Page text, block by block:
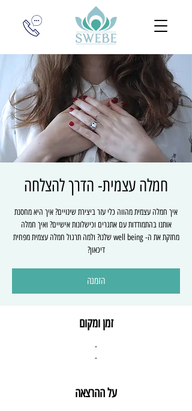
חמלה עצמית- הדרך להצלחה
איך חמלה עצמית מהווה כלי עזר ביצירת שינויים? איך היא מחסנת
אותנו בהתמודדות עם אתגרים וכישלונות אישיים? ואיך חמלה
מחזקת את ה- well being שלנו? ולמה תרגול חמלה עצמית מפחית
דיכאון?
הזמנה
זמן ומקום
-
-
על ההרצאה